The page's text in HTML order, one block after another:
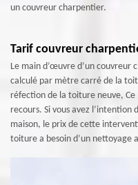
un couvreur charpentier.
Tarif couvreur
Le main d’œuvre d’un couvreur
calculé par mètre carré de la
réfection de la toiture neuve,
recours. Si vous avez
maison, le prix de cette
toiture a besoin d’un nettoyage